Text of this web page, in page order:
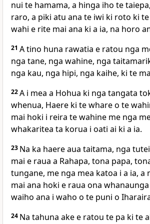
nui te hamama, a hinga iho te
raro, a piki atu ana te iwi ki roto ki
wahi e rite mai ana ki a ia, na horo
21 A tino huna rawatia e ratou nga
nga tane, nga wahine, nga
nga kau, nga hipi, nga kaihe, ki te
22A i mea a Hohua ki nga tangata
whenua, Haere ki te whare o te
mai hoki i reira te wahine me nga
whakaritea ta korua i oati ai ki a ia.
23 Na ka haere aua taitama, nga
mai e raua a Rahapa, tona papa,
tungane, me nga mea katoa i a ia, a
mai ana hoki e raua ona
waiho ana i waho o te puni o
24 Na tahuna ake e ratou te pa ki te